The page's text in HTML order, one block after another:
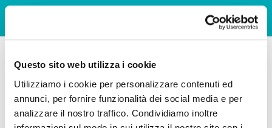
Questo sito web utilizza i cookie
Utilizziamo i cookie per personalizzare contenuti ed
annunci, per fornire funzionalità dei social media e per
analizzare il nostro traffico. Condividiamo inoltre